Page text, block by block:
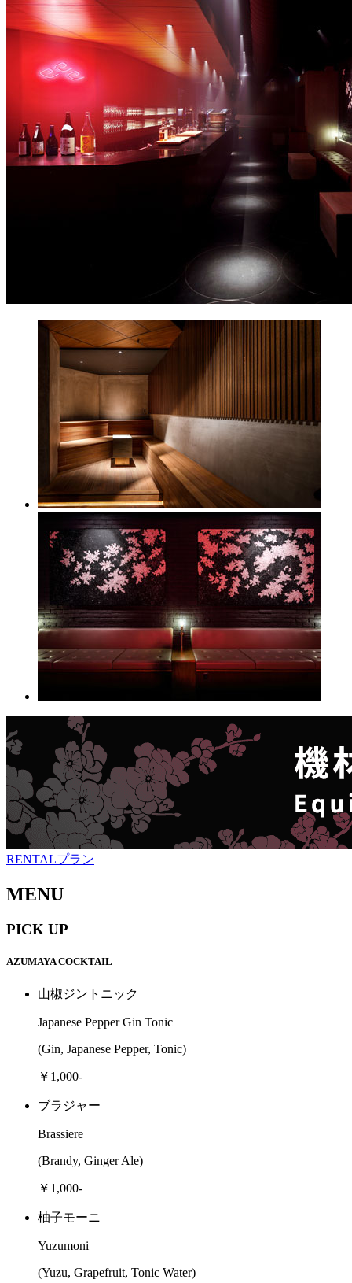
RENTALプラン
MENU
PICK UP
AZUMAYA COCKTAIL
山椒ジントニック
Japanese Pepper Gin Tonic
(Gin, Japanese Pepper, Tonic)
￥1,000-
ブラジャー
Brassiere
(Brandy, Ginger Ale)
￥1,000-
柚子モーニ
Yuzumoni
(Yuzu, Grapefruit, Tonic Water)